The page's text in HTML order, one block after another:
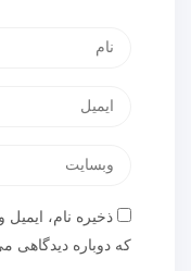
ذخیره نام،
که دوباره دیدگاهی